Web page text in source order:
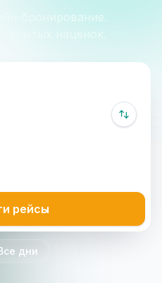
бронирование.
скрытых наценок.
рейсы
дни